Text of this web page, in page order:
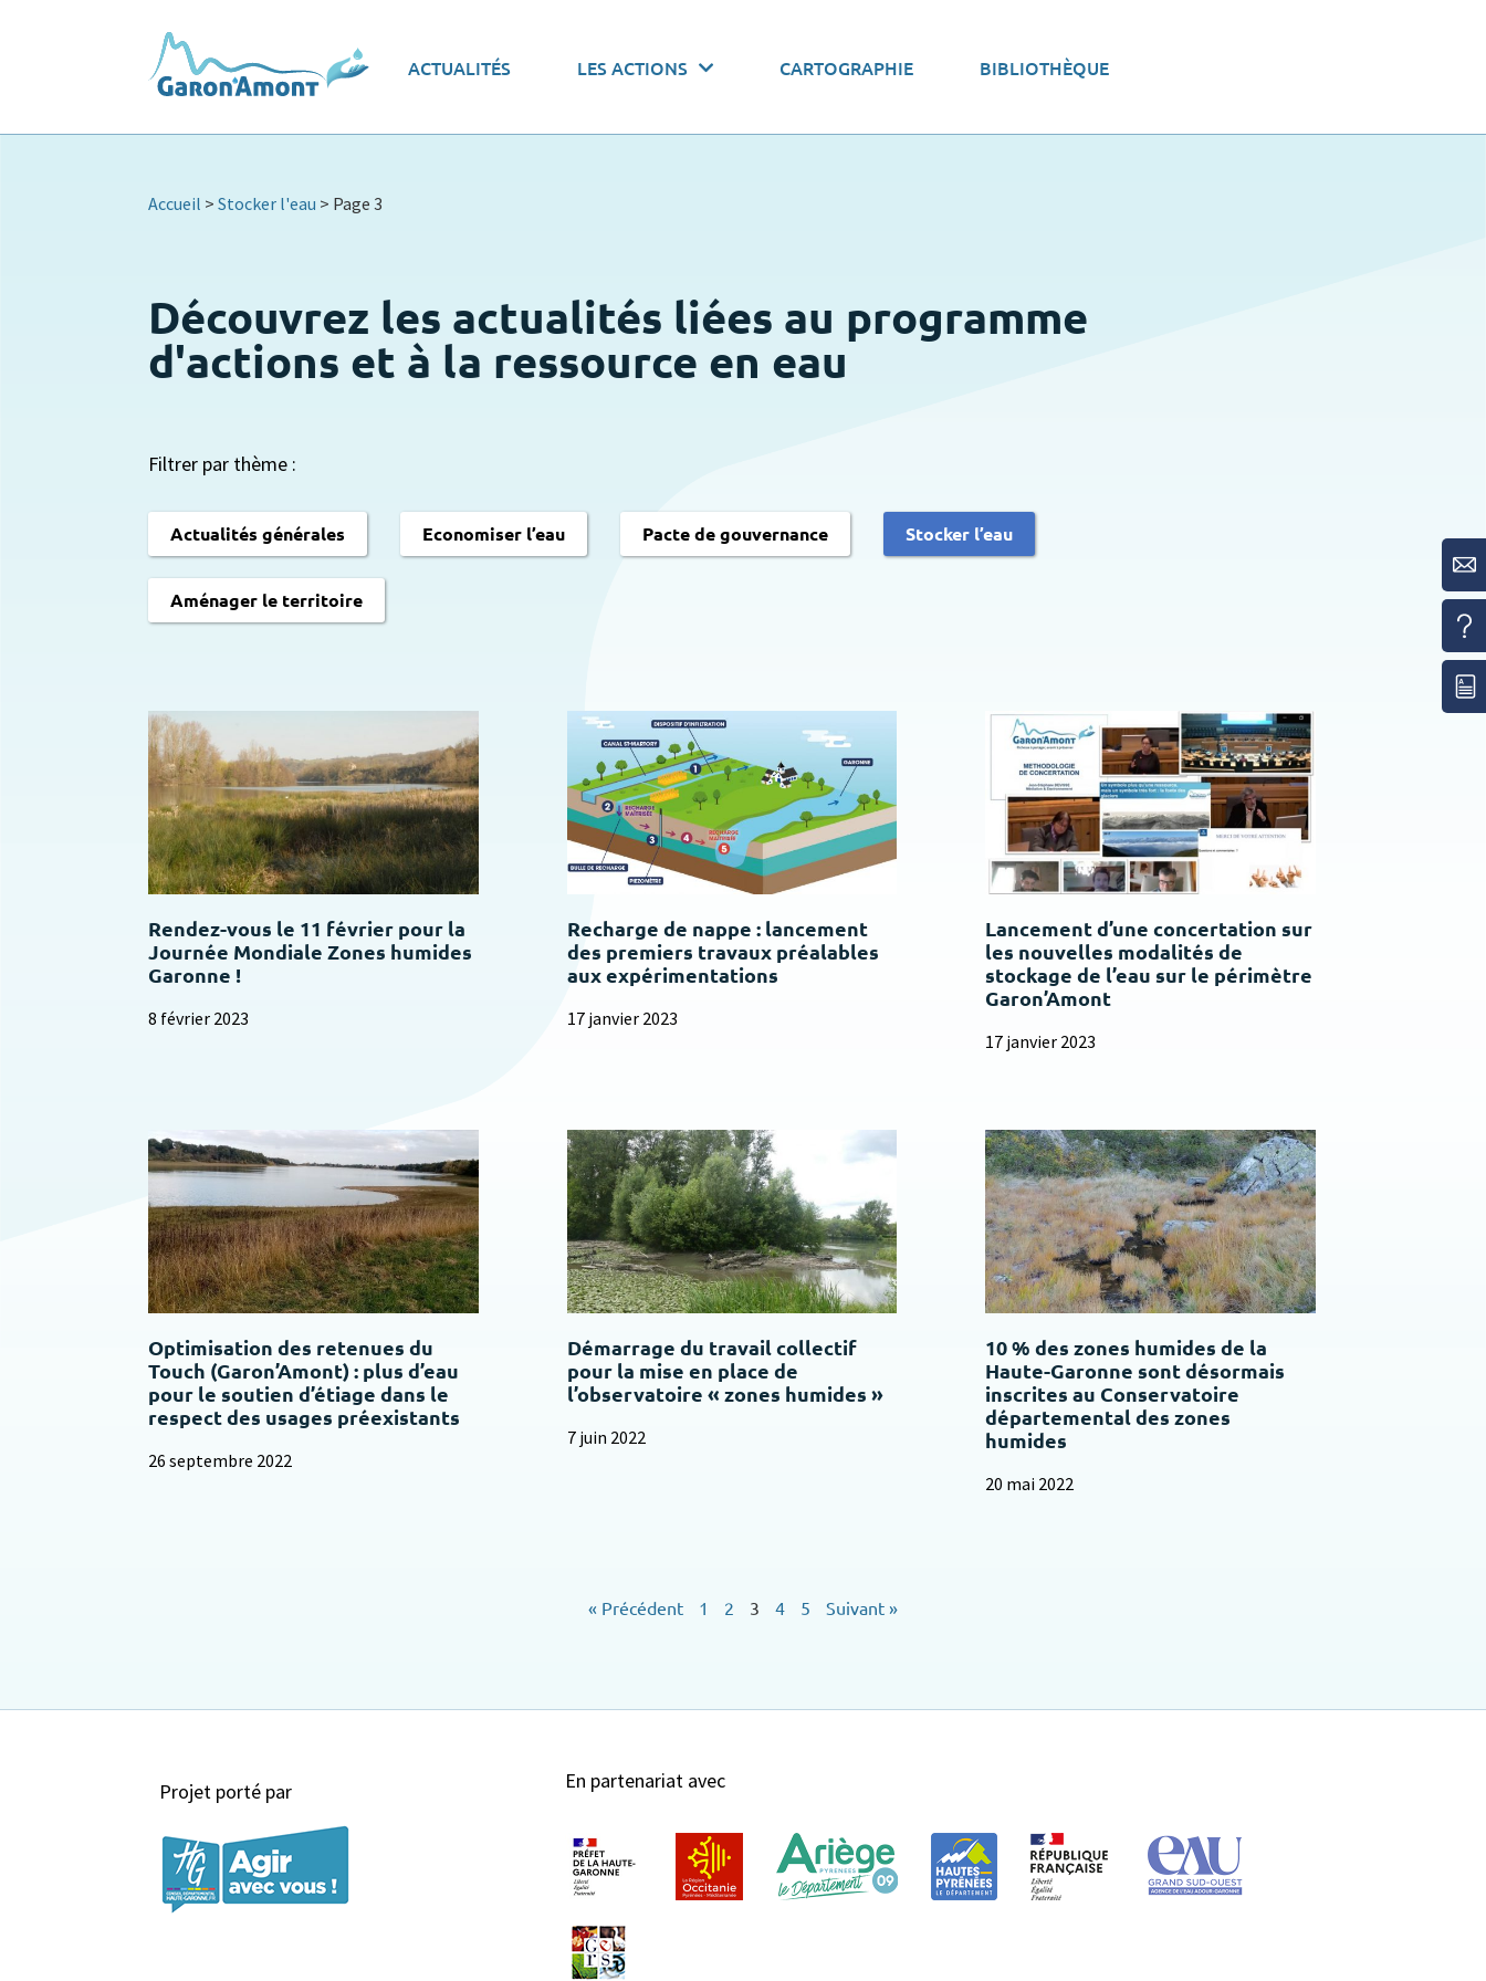
ACTUALITÉS LES ACTIONS CARTOGRAPHIE BIBLIOTHÈQUE
Vue d’ensemble Les actions par thématiques
Accueil >Stocker l'eau > Page 3
Découvrez les actualités liées au programme
d'actions et à la ressource en eau
Filtrer par thème :
Actualités générales Economiser l’eau Pacte de gouvernance Stocker l’eau
Aménager le territoire
Rendez-vous le 11 février pour la
Journée Mondiale Zones humides
Garonne !
8 février 2023
Recharge de nappe : lancement
des premiers travaux préalables
aux expérimentations
17 janvier 2023
Lancement d’une concertation sur
les nouvelles modalités de
stockage de l’eau sur le périmètre
Garon’Amont
17 janvier 2023
Optimisation des retenues du
Touch (Garon’Amont) : plus d’eau
pour le soutien d’étiage dans le
respect des usages préexistants
26 septembre 2022
Démarrage du travail collectif
pour la mise en place de
l’observatoire « zones humides »
7 juin 2022
10 % des zones humides de la
Haute-Garonne sont désormais
inscrites au Conservatoire
départemental des zones
humides
20 mai 2022
« Précédent 1 2 3 4 5 Suivant »
Projet porté par En partenariat avec